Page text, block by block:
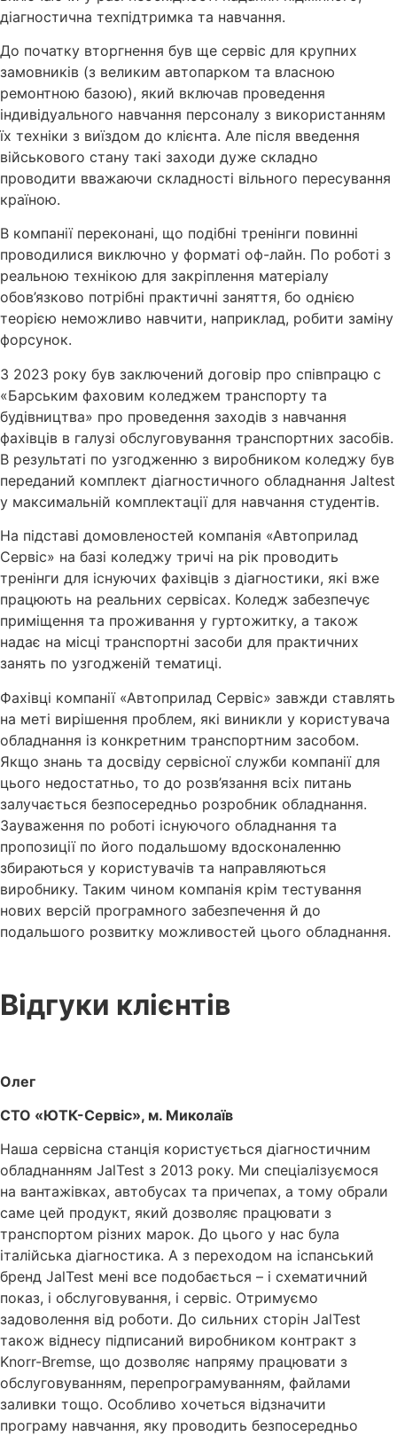
діагностична техпідтримка та навчання.
До початку вторгнення був ще сервіс для крупних
замовників (з великим автопарком та власною
ремонтною базою), який включав проведення
індивідуального навчання персоналу з використанням
їх техніки з виїздом до клієнта. Але після введення
військового стану такі заходи дуже складно
проводити вважаючи складності вільного пересування
країною.
В компанії переконані, що подібні тренінги повинні
проводилися виключно у форматі оф-лайн. По роботі з
реальною технікою для закріплення матеріалу
обов’язково потрібні практичні заняття, бо однією
теорією неможливо навчити, наприклад, робити заміну
форсунок.
З 2023 року був заключений договір про співпрацю с
«Барським фаховим коледжем транспорту та
будівництва» про проведення заходів з навчання
фахівців в галузі обслуговування транспортних засобів.
В результаті по узгодженню з виробником коледжу був
переданий комплект діагностичного обладнання Jaltest
у максимальній комплектації для навчання студентів.
На підставі домовленостей компанія «Автоприлад
Сервіс» на базі коледжу тричі на рік проводить
тренінги для існуючих фахівців з діагностики, які вже
працюють на реальних сервісах. Коледж забезпечує
приміщення та проживання у гуртожитку, а також
надає на місці транспортні засоби для практичних
занять по узгодженій тематиці.
Фахівці компанії «Автоприлад Сервіс» завжди ставлять
на меті вирішення проблем, які виникли у користувача
обладнання із конкретним транспортним засобом.
Якщо знань та досвіду сервісної служби компанії для
цього недостатньо, то до розв’язання всіх питань
залучається безпосередньо розробник обладнання.
Зауваження по роботі існуючого обладнання та
пропозиції по його подальшому вдосконаленню
збираються у користувачів та направляються
виробнику. Таким чином компанія крім тестування
нових версій програмного забезпечення й до
подальшого розвитку можливостей цього обладнання.
Відгуки клієнтів
Олег
СТО «ЮТК-Сервіс», м. Миколаїв
Наша сервісна станція користується діагностичним
обладнанням JalTest з 2013 року. Ми спеціалізуємося
на вантажівках, автобусах та причепах, а тому обрали
саме цей продукт, який дозволяє працювати з
транспортом різних марок. До цього у нас була
італійська діагностика. А з переходом на іспанський
бренд JalTest мені все подобається – і схематичний
показ, і обслуговування, і сервіс. Отримуємо
задоволення від роботи. До сильних сторін JalTest
також віднесу підписаний виробником контракт з
Knorr-Bremse, що дозволяє напряму працювати з
обслуговуванням, перепрограмуванням, файлами
заливки тощо. Особливо хочеться відзначити
програму навчання, яку проводить безпосередньо